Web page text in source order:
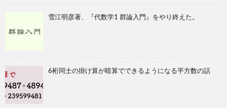
雪江明彦著、『代数学1 群論入門』をやり終えた。
6桁同士の掛け算が暗算でできるようになる平方数の話